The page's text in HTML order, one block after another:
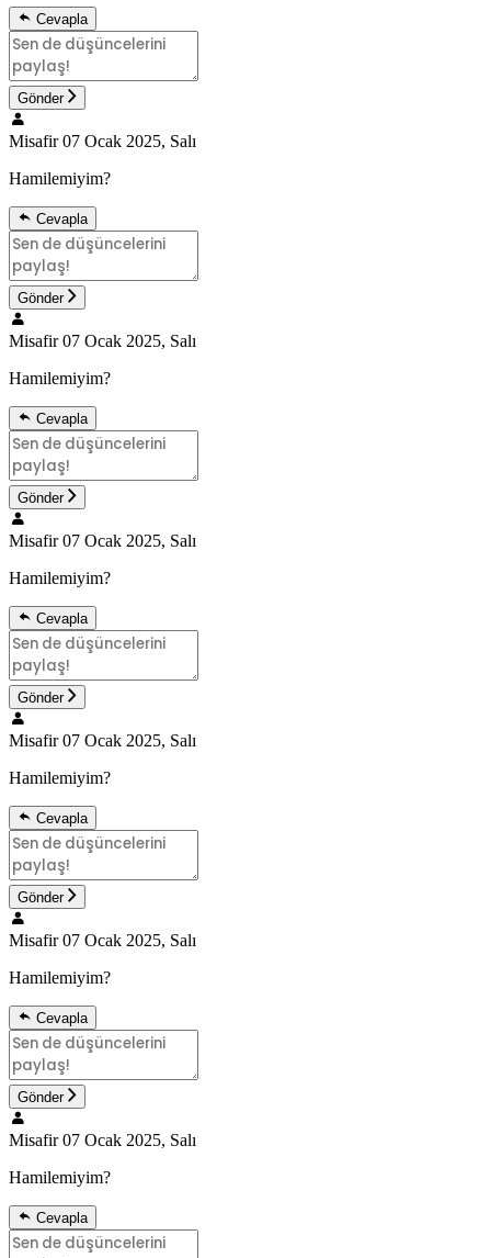
Cevapla
Gönder
Misafir 07 Ocak 2025, Salı
Hamilemiyim?
Cevapla
Gönder
Misafir 07 Ocak 2025, Salı
Hamilemiyim?
Cevapla
Gönder
Misafir 07 Ocak 2025, Salı
Hamilemiyim?
Cevapla
Gönder
Misafir 07 Ocak 2025, Salı
Hamilemiyim?
Cevapla
Gönder
Misafir 07 Ocak 2025, Salı
Hamilemiyim?
Cevapla
Gönder
Misafir 07 Ocak 2025, Salı
Hamilemiyim?
Cevapla